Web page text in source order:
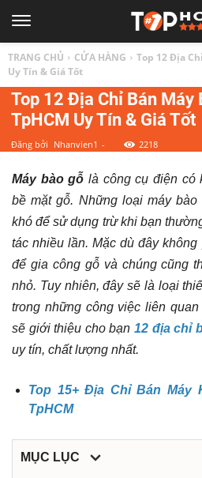
1
HCM
Top
địa
điểm,
dịch
vụ
tại
TRANG CHỦ CỬA HÀNG
Top 12 Địa
Uy Tín & Giá Tốt
Top 12 Địa Chỉ Bán Máy
TpHCM Uy Tín & Giá Tốt
Đăng bởi Nhanvien1 - 2218
Máy bào gỗ là công cụ điện có
bề mặt gỗ. Những loại máy
khó để sử dụng trừ khi bạn
tác nhiều lần. Mặc dù đây
để gia công gỗ và chúng cũng
nhỏ. Tuy nhiên, đây sẽ là loại
trong những công việc liên quan
sẽ giới thiệu cho bạn 12 địa chỉ
uy tín, chất lượng nhất.
Top 15+ Địa Chỉ Bán Máy
TpHCM
MỤC LỤC